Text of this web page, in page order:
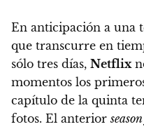
En anticipación a una
que transcurre en
sólo tres días, Netflix
momentos los
capítulo de la quinta
fotos. El anterior